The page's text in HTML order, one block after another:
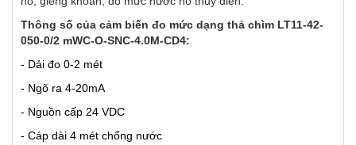
Thông số của cảm biến đo mức dạng thả chìm LT11-42-
050-0/2 mWC-O-SNC-4.0M-CD4:
- Dải đo 0-2 mét
- Ngõ ra 4-20mA
- Nguồn cấp 24 VDC
- Cáp dài 4 mét chống nước